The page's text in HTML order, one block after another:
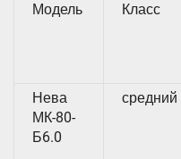
Модель Класс
Нева
МК-80-
Б6.0
средний